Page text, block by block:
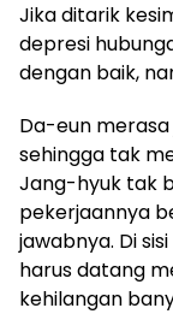
Jika ditarik
depresi
dengan baik,
Da-eun
sehingga tak
Jang-hyuk tak
pekerjaannya
jawabnya. Di
harus datang
kehilangan